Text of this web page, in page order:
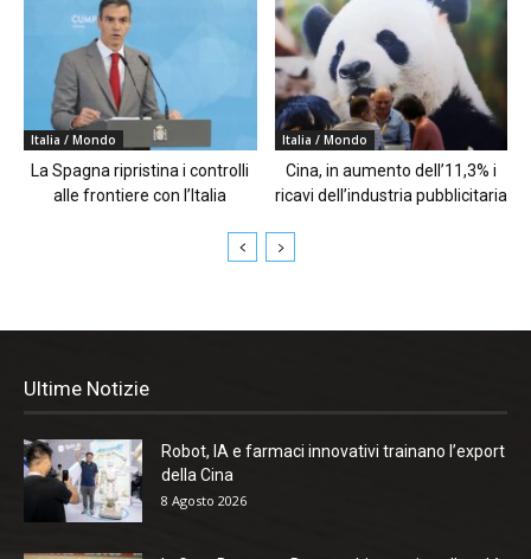
Italia / Mondo
La Spagna ripristina i controlli
alle frontiere con l’Italia
Italia / Mondo
Cina, in aumento dell’11,3% i
ricavi dell’industria pubblicitaria
Ultime Notizie
Robot, IA e farmaci innovativi trainano l’export
della Cina
8 Agosto 2026